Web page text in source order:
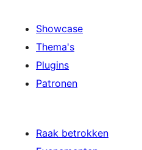
Showcase
Thema's
Plugins
Patronen
Raak betrokken